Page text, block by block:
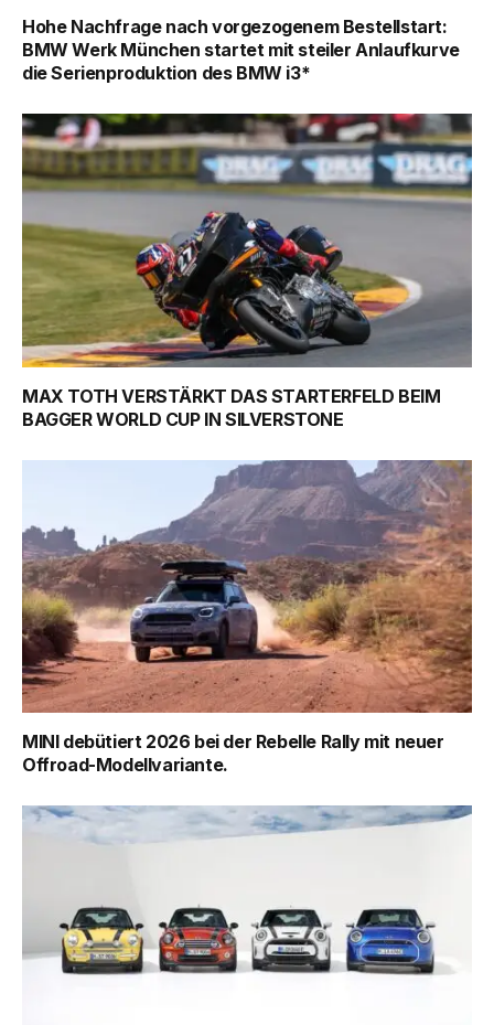
Hohe Nachfrage nach vorgezogenem Bestellstart:
BMW Werk München startet mit steiler Anlaufkurve
die Serienproduktion des BMW i3*
MAX TOTH VERSTÄRKT DAS STARTERFELD BEIM
BAGGER WORLD CUP IN SILVERSTONE
MINI debütiert 2026 bei der Rebelle Rally mit neuer
Offroad-Modellvariante.